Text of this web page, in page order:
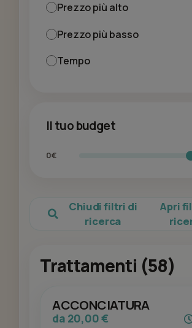
Prezzo più alto
Prezzo più basso
Tempo
Il tuo budget
0€
Chiudi filtri di
ricerca
Apri
Trattamenti (58)
ACCONCIATURA
da 20,00 €